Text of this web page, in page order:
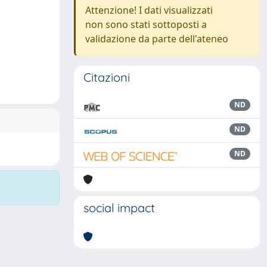
Attenzione! I dati visualizzati
non sono stati sottoposti a
validazione da parte dell'ateneo
Citazioni
ND
ND
ND
social impact